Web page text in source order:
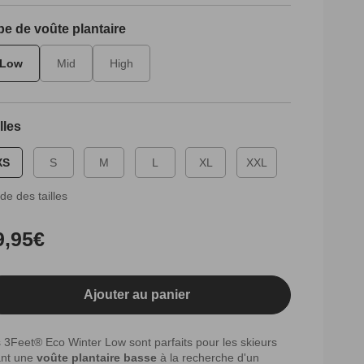
de voûte plantaire
Low Mid High
S M L XL XXL
des tailles
Ajouter au panier
3Feet® Eco Winter Low sont parfaits pour les skieurs
une voûte plantaire basse à la recherche d'un